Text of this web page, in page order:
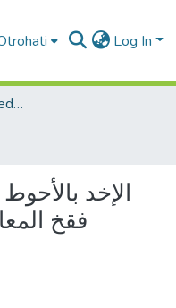
Log In
Université Sidi Mohammed Ben Abdellah - Fès
الإخد
فقخ